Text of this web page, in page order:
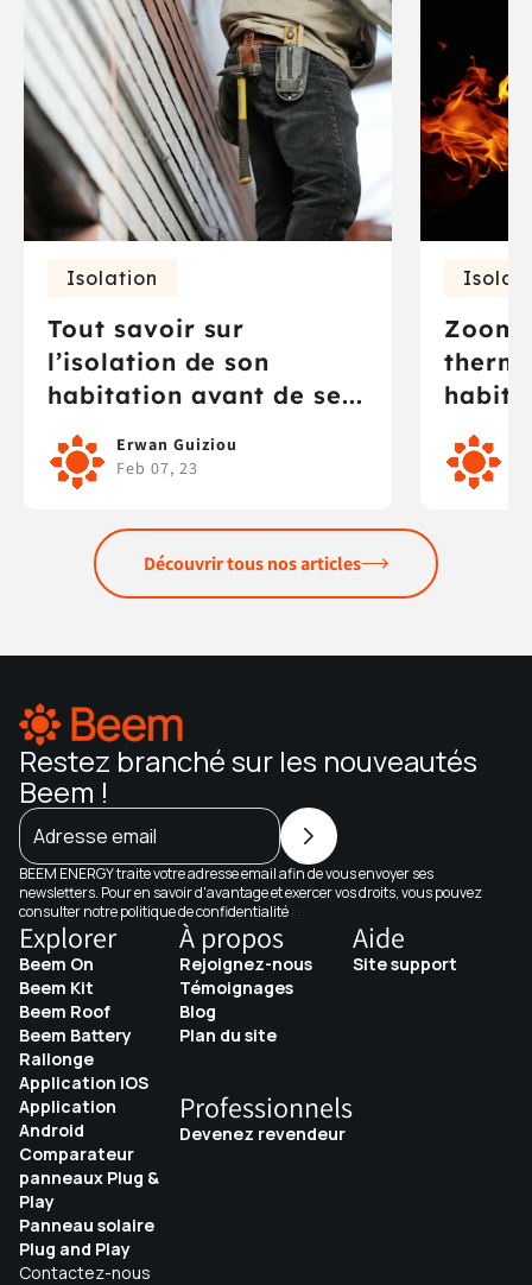
Isolation
Tout savoir sur
l’isolation de son
habitation avant de se...
Erwan Guiziou
Feb 07, 23
Zoom
Découvrir tous nos articles
Restez branché sur les nouveautés
Beem !
Adresse email
BEEM ENERGY traite votre adresse email afin de vous envoyer ses
newsletters. Pour en savoir d'avantage et exercer vos droits, vous pouvez
consulter notre politique de confidentialité
Explorer
Beem On
Beem Kit
Beem Roof
Beem Battery
Rallonge
Application IOS
Application
Android
Comparateur
panneaux Plug &
Play
Panneau solaire
Plug and Play
À propos
Rejoignez-nous
Témoignages
Blog
Plan du site
Professionnels
Devenez revendeur
Aide
Site support
Contactez-nous